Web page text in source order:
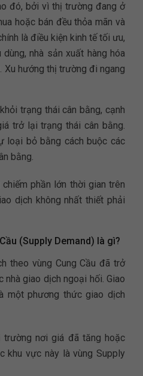
đó, bởi vì thị trường đang ở
hoặc bán đều thỏa mãn và
là điều kiện kinh tế tối ưu,
nhà sản xuất hàng hóa
Xu hướng thị trường đi ngang
trạng thái cân bằng, cạnh
trở lại trạng thái cân bằng.
loại bỏ bằng cách buộc các
bằng.
phần lớn thời gian trên
dịch không nhất thiết phải
(Supply Demand) là gì?
theo vùng Cung Cầu đã trở
nhà giao dịch ngoại hối. Giao
một phương thức giao dịch
nơi giá đã tăng hoặc
khu vực này là vùng Supply